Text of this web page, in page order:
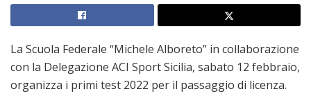
La Scuola Federale “Michele Alboreto” in collaborazione
con la Delegazione ACI Sport Sicilia, sabato 12 febbraio,
organizza i primi test 2022 per il passaggio di licenza.